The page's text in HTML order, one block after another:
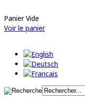
Panier Vide
Voir le panier